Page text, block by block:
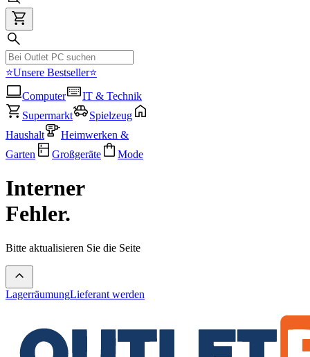
⭐Unsere Bestseller⭐
Computer
IT & Technik
Supermarkt
Spielzeug
Haushalt
Heimwerken &
Garten
Großgeräte Mode
Interner
Fehler.
Bitte aktualisieren Sie die Seite
LagerräumungLieferant werden